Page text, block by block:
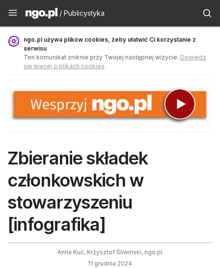
Publicystyka - ngo.pl
/ Publicystyka
ngo.pl używa plików cookies, żeby ułatwić Ci korzystanie z
serwisu
Ten komunikat zniknie przy Twojej następnej wizycie. Dowiedz
się więcej o plikach cookies
Zbieranie składek
członkowskich w
stowarzyszeniu
[infografika]
Anna Kuć, Krzysztof Śliwiński, ngo.pl
11 grudnia 2024